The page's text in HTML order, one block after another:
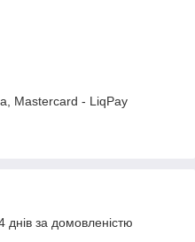
Mastercard - LiqPay
за домовленістю